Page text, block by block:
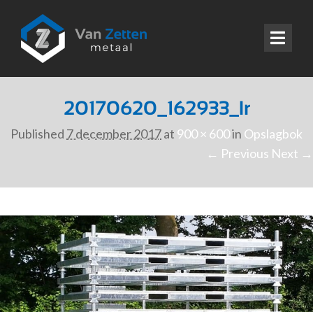
20170620_162933_lr
Published 7 december 2017at 900 × 600in Opslagbok
← Previous Next →